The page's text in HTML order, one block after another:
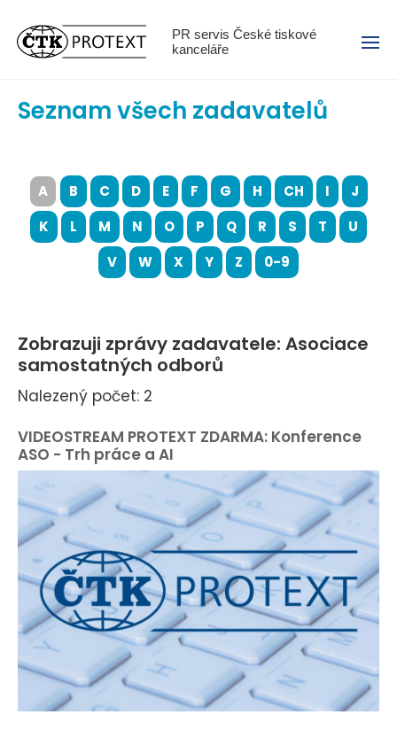
PR servis České tiskové
kanceláře
Menu
Seznam všech zadavatelů
A B C D E F G H CH I
J
K
L M N O P Q R S T
U
V
W X Y Z 0-9
Zobrazuji zprávy zadavatele: Asociace
samostatných odborů
Nalezený počet: 2
VIDEOSTREAM PROTEXT ZDARMA: Konference
ASO - Trh práce a AI